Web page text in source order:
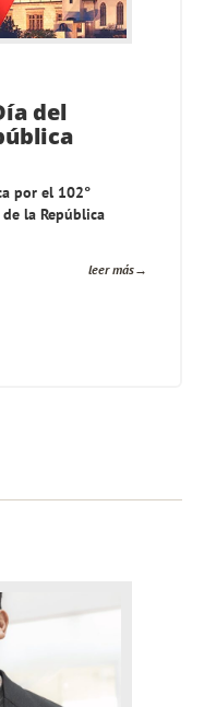
del
por el 102°
la República
leer más